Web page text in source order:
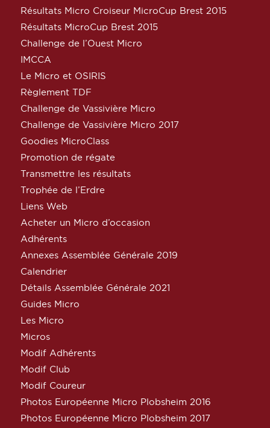
Résultats Micro Croiseur MicroCup Brest 2015
Résultats MicroCup Brest 2015
Challenge de l’Ouest Micro
IMCCA
Le Micro et OSIRIS
Règlement TDF
Challenge de Vassivière Micro
Challenge de Vassivière Micro 2017
Goodies MicroClass
Promotion de régate
Transmettre les résultats
Trophée de l’Erdre
Liens Web
Acheter un Micro d’occasion
Adhérents
Annexes Assemblée Générale 2019
Calendrier
Détails Assemblée Générale 2021
Guides Micro
Les Micro
Micros
Modif Adhérents
Modif Club
Modif Coureur
Photos Européenne Micro Plobsheim 2016
Photos Européenne Micro Plobsheim 2017